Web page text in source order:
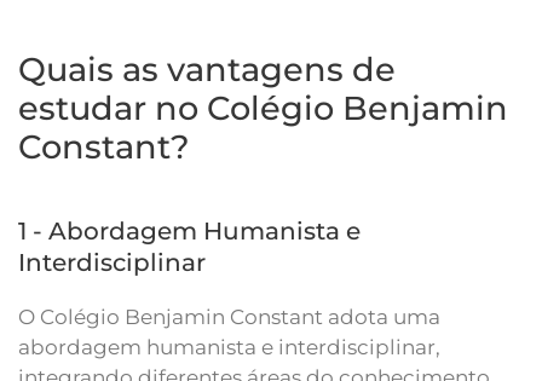
Quais as vantagens de
estudar no Colégio Benjamin
Constant?
1 - Abordagem Humanista e
Interdisciplinar
O Colégio Benjamin Constant adota uma
abordagem humanista e interdisciplinar,